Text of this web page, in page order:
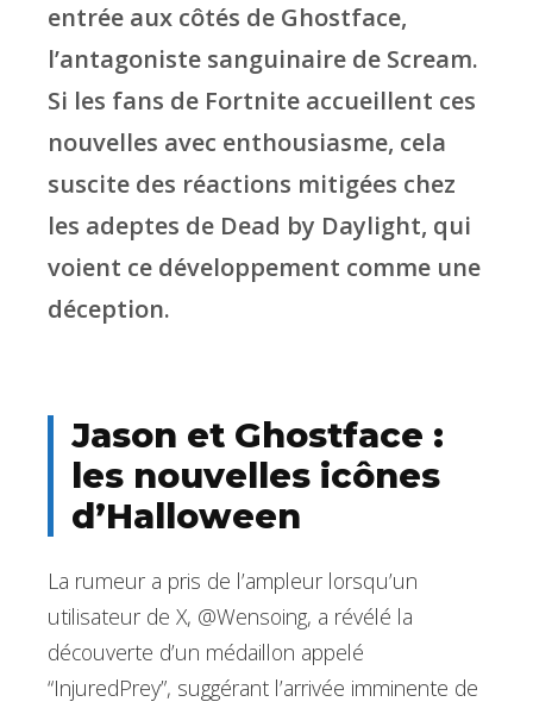
entrée aux côtés de Ghostface,
l’antagoniste sanguinaire de Scream.
Si les fans de Fortnite accueillent ces
nouvelles avec enthousiasme, cela
suscite des réactions mitigées chez
les adeptes de Dead by Daylight, qui
voient ce développement comme une
déception.
Jason et Ghostface :
les nouvelles icônes
d’Halloween
La rumeur a pris de l’ampleur lorsqu’un
utilisateur de X, @Wensoing, a révélé la
découverte d’un médaillon appelé
“InjuredPrey”, suggérant l’arrivée imminente de